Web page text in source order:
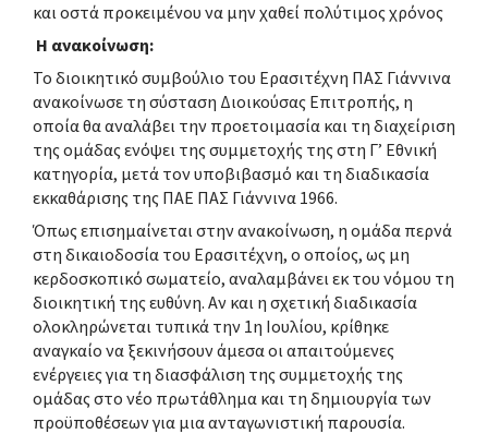
και οστά προκειμένου να μην χαθεί πολύτιμος χρόνος
Η ανακοίνωση:
Το διοικητικό συμβούλιο του Ερασιτέχνη ΠΑΣ Γιάννινα
ανακοίνωσε τη σύσταση Διοικούσας Επιτροπής, η
οποία θα αναλάβει την προετοιμασία και τη διαχείριση
της ομάδας ενόψει της συμμετοχής της στη Γ’ Εθνική
κατηγορία, μετά τον υποβιβασμό και τη διαδικασία
εκκαθάρισης της ΠΑΕ ΠΑΣ Γιάννινα 1966.
Όπως επισημαίνεται στην ανακοίνωση, η ομάδα περνά
στη δικαιοδοσία του Ερασιτέχνη, ο οποίος, ως μη
κερδοσκοπικό σωματείο, αναλαμβάνει εκ του νόμου τη
διοικητική της ευθύνη. Αν και η σχετική διαδικασία
ολοκληρώνεται τυπικά την 1η Ιουλίου, κρίθηκε
αναγκαίο να ξεκινήσουν άμεσα οι απαιτούμενες
ενέργειες για τη διασφάλιση της συμμετοχής της
ομάδας στο νέο πρωτάθλημα και τη δημιουργία των
προϋποθέσεων για μια ανταγωνιστική παρουσία.